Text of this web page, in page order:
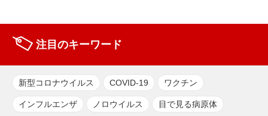
注目のキーワード
新型コロナウイルス COVID-19 ワクチン
インフルエンザ ノロウイルス 目で見る病原体